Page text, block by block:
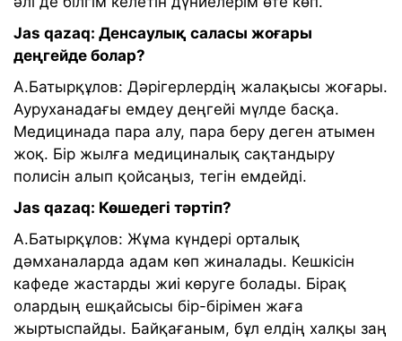
Jas qazaq: Денсаулық саласы жоғары
деңгейде болар?
А.Батырқұлов: Дәрігерлердің жалақысы жоғары.
Ауруханадағы емдеу деңгейі мүлде басқа.
Медицинада пара алу, пара беру деген атымен
жоқ. Бір жылға медициналық сақтандыру
полисін алып қойсаңыз, тегін емдейді.
Jas qazaq: Көшедегі тәртіп?
А.Батырқұлов: Жұма күндері орталық
дәмханаларда адам көп жиналады. Кешкісін
кафеде жастарды жиі көруге болады. Бірақ
олардың ешқайсысы бір-бірімен жаға
жыртыспайды. Байқағаным, бұл елдің халқы заң